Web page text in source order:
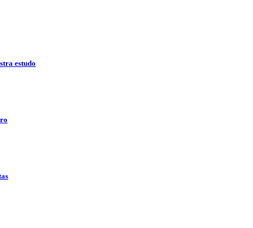
estudo